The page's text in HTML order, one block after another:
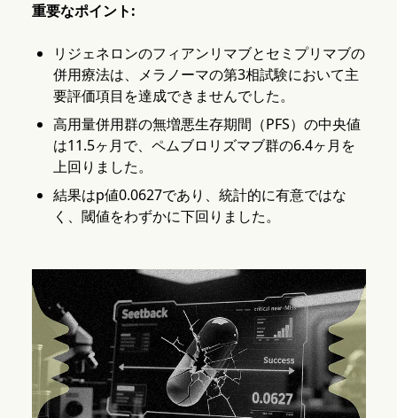
重要なポイント:
リジェネロンのフィアンリマブとセミプリマブの
併用療法は、メラノーマの第3相試験において主
要評価項目を達成できませんでした。
高用量併用群の無増悪生存期間（PFS）の中央値
は11.5ヶ月で、ペムブロリズマブ群の6.4ヶ月を
上回りました。
結果はp値0.0627であり、統計的に有意ではな
く、閾値をわずかに下回りました。